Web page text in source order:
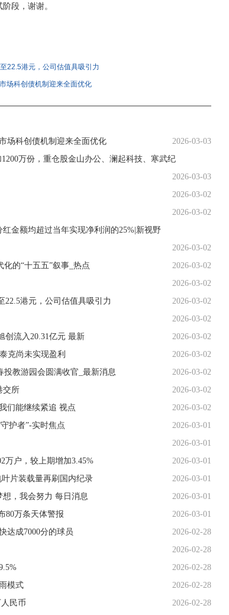
段，谢谢。
22.5港元，公司估值具吸引力
场科创债机制迎来全面优化
场科创债机制迎来全面优化
2026-03-03
万份，重仓股金山办公、澜起科技、寒武纪
2026-03-03
2026-03-02
2026-03-02
金额均超过当年实现净利润的25%|新视野
2026-03-02
的“十五五”叙事_热点
2026-03-02
2026-03-02
22.5港元，公司估值具吸引力
2026-03-02
2026-03-02
创流入20.31亿元 最新
2026-03-02
克尚未实现盈利
2026-03-02
教游园会圆满收官_最新消息
2026-03-02
交所
2026-03-02
们能继续紧追 视点
2026-03-02
护者”-实时焦点
2026-03-01
2026-03-01
万户，较上期增加3.45%
2026-03-01
片装载量再刷国内纪录
2026-03-01
，我会努力 每日消息
2026-03-01
80万条天体警报
2026-03-01
达成7000分的球员
2026-02-28
2026-02-28
2026-02-28
模式
2026-02-28
民币
2026-02-28